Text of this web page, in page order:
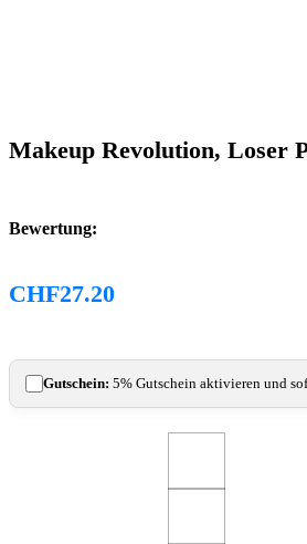
Makeup Revolution, Loser
Bewertung:
CHF27.20
Gutschein: 5% Gutschein aktivieren und